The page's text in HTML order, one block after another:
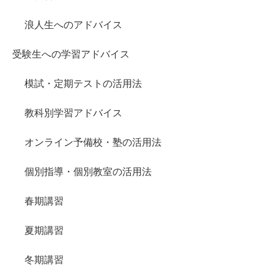
浪人生へのアドバイス
受験生への学習アドバイス
模試・定期テストの活用法
教科別学習アドバイス
オンライン予備校・塾の活用法
個別指導・個別教室の活用法
春期講習
夏期講習
冬期講習